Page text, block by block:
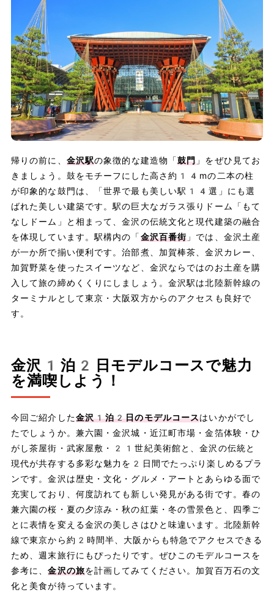
帰りの前に、 金沢駅の象徴的な建造物「鼓門 」をぜひ見てお
きましょう。鼓をモチーフにした高さ約14mの二本の柱
が印象的な鼓門は、「世界で最も美しい駅14選」にも選
ばれた美しい建築です。駅の巨大なガラス張りドーム「もて
なしドーム」と相まって、金沢の伝統文化と現代建築の融合
を体現しています。駅構内の「 金沢百番街 」では、金沢土産
が一か所で揃い便利です。治部煮、加賀棒茶、金沢カレー、
加賀野菜を使ったスイーツなど、金沢ならではのお土産を購
入して旅の締めくくりにしましょう。金沢駅は北陸新幹線の
ターミナルとして東京・大阪双方からのアクセスも良好で
す。
金沢1泊2日モデルコースで魅力
を満喫しよう！
今回ご紹介した金沢1泊2日のモデルコースはいかがでし
たでしょうか。兼六園・金沢城・近江町市場・金箔体験・ひ
がし茶屋街・武家屋敷・21世紀美術館と、金沢の伝統と
現代が共存する多彩な魅力を2日間でたっぷり楽しめるプラ
ンです。金沢は歴史・文化・グルメ・アートとあらゆる面で
充実しており、何度訪れても新しい発見がある街です。春の
兼六園の桜・夏の夕涼み・秋の紅葉・冬の雪景色と、四季ご
とに表情を変える金沢の美しさはひと味違います。北陸新幹
線で東京から約2時間半、大阪からも特急でアクセスできる
ため、週末旅行にもぴったりです。ぜひこのモデルコースを
参考に、金沢の旅を計画してみてください。加賀百万石の文
化と美食が待っています。